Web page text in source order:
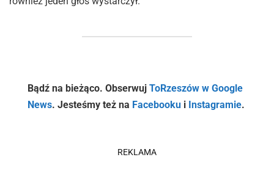
Bądź na bieżąco. Obserwuj ToRzeszów w Google
News. Jesteśmy też na Facebooku i Instagramie.
REKLAMA